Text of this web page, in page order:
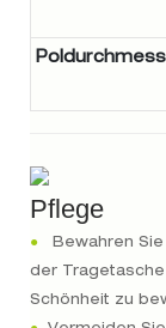
Pflege
●
Bewahren
der
Schönheit zu